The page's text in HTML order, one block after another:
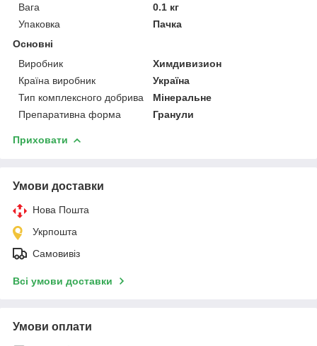
Вага
0.1 кг
Упаковка
Пачка
Основні
Виробник
Химдивизион
Країна виробник
Україна
Тип комплексного добрива
Мінеральне
Препаративна форма
Гранули
Приховати
Умови доставки
Нова Пошта
Укрпошта
Самовивіз
Всі умови доставки
Умови оплати